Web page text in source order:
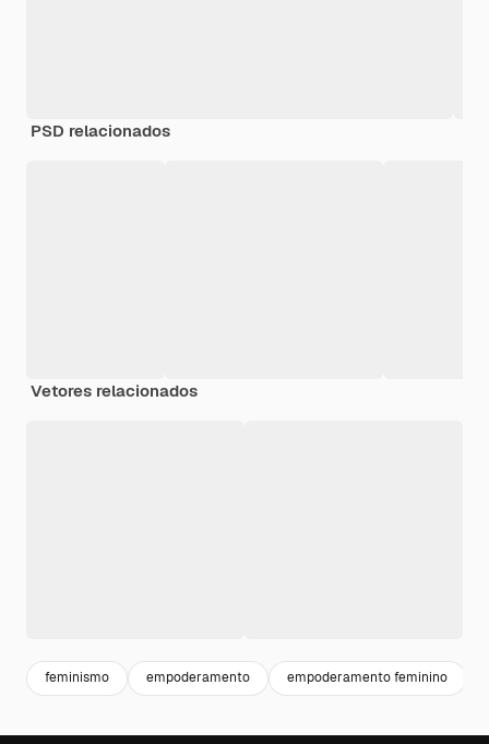
PSD relacionados
Vetores relacionados
feminismo empoderamento empoderamento feminino